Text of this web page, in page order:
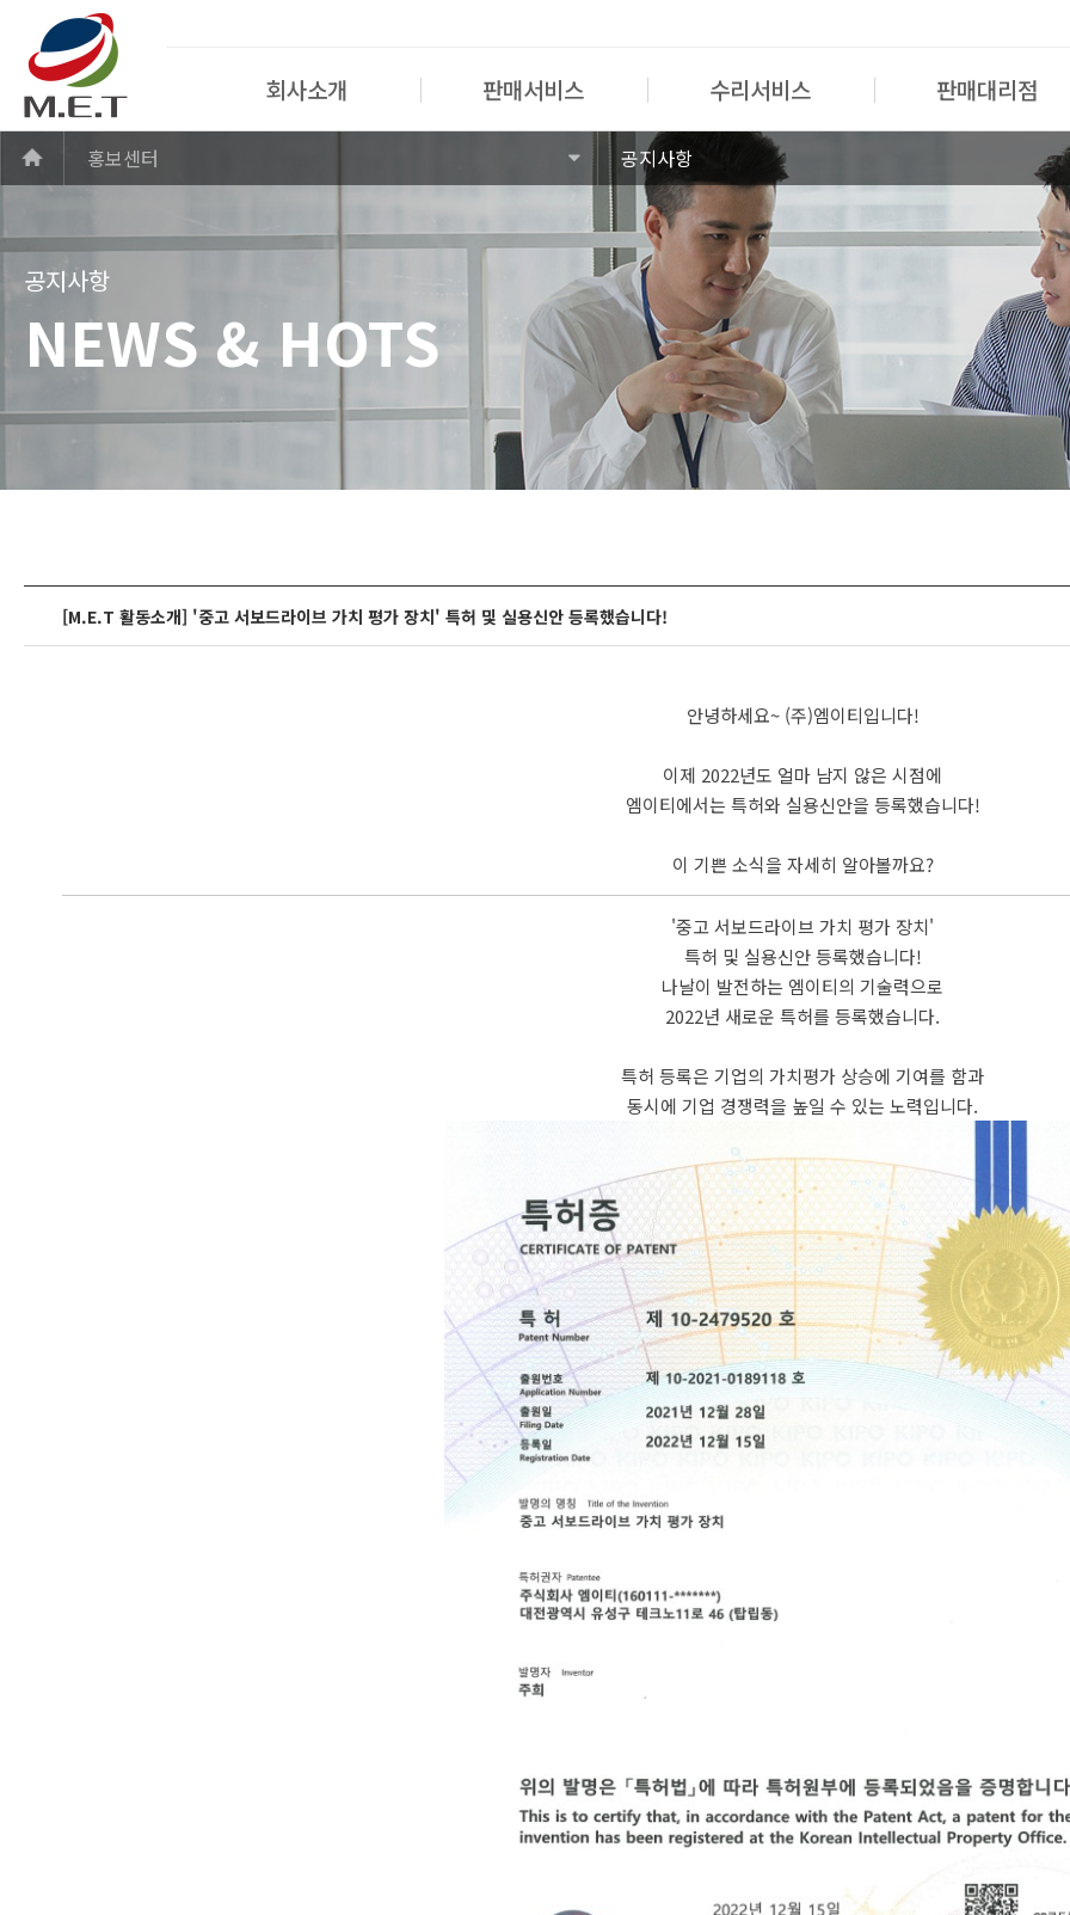
회사소개 판매서비스 수리서비스 판매대리점
홍보센터 공지사항
공지사항
NEWS & HOTS
[M.E.T 활동소개] '중고 서보드라이브 가치 평가 장치' 특허 및 실용신안 등록했습니다!
안녕하세요~ (주)엠이티입니다!
이제 2022년도 얼마 남지 않은 시점에
엠이티에서는 특허와 실용신안을 등록했습니다!
이 기쁜 소식을 자세히 알아볼까요?
'중고 서보드라이브 가치 평가 장치'
특허 및 실용신안 등록했습니다!
나날이 발전하는 엠이티의 기술력으로
2022년 새로운 특허를 등록했습니다.
특허 등록은 기업의 가치평가 상승에 기여를 함과
동시에 기업 경쟁력을 높일 수 있는 노력입니다.